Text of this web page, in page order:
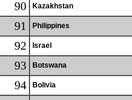
90 Kazakhstan
91 Philippines
92 Israel
93 Botswana
94 Bolivia